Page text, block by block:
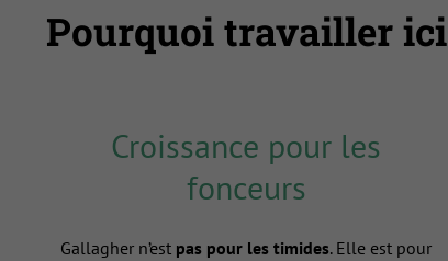
Pourquoi travailler ici
Croissance pour les
fonceurs
Gallagher n’est pas pour les timides. Elle est pour